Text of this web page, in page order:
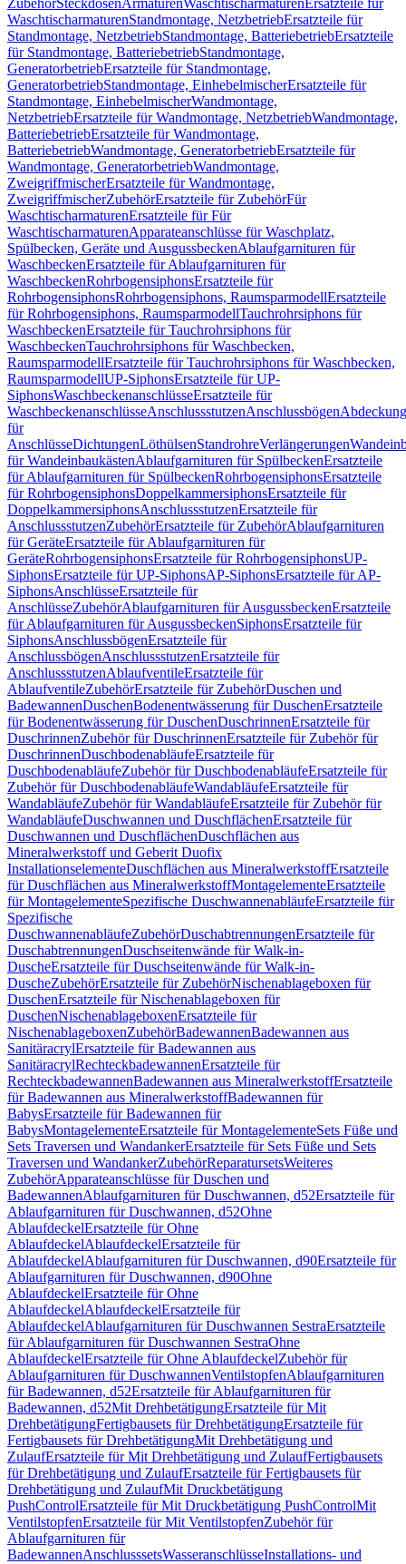
ZubehörSteckdosenArmaturenWaschtischarmaturen Ersatzteile für
WaschtischarmaturenStandmontage, NetzbetriebErsatzteile für
Standmontage, NetzbetriebStandmontage, BatteriebetriebErsatzteile
für Standmontage, BatteriebetriebStandmontage,
GeneratorbetriebErsatzteile für Standmontage,
GeneratorbetriebStandmontage, EinhebelmischerErsatzteile für
Standmontage, EinhebelmischerWandmontage,
NetzbetriebErsatzteile für Wandmontage, NetzbetriebWandmontage,
BatteriebetriebErsatzteile für Wandmontage,
BatteriebetriebWandmontage, GeneratorbetriebErsatzteile für
Wandmontage, GeneratorbetriebWandmontage,
ZweigriffmischerErsatzteile für Wandmontage,
ZweigriffmischerZubehörErsatzteile für ZubehörFür
WaschtischarmaturenErsatzteile für Für
WaschtischarmaturenApparateanschlüsse für Waschplatz,
Spülbecken, Geräte und AusgussbeckenAblaufgarnituren für
WaschbeckenErsatzteile für Ablaufgarnituren für
WaschbeckenRohrbogensiphonsErsatzteile für
RohrbogensiphonsRohrbogensiphons, RaumsparmodellErsatzteile
für Rohrbogensiphons, RaumsparmodellTauchrohrsiphons für
WaschbeckenErsatzteile für Tauchrohrsiphons für
WaschbeckenTauchrohrsiphons für Waschbecken,
RaumsparmodellErsatzteile für Tauchrohrsiphons für Waschbecken,
RaumsparmodellUP-SiphonsErsatzteile für UP-
SiphonsWaschbeckenanschlüsseErsatzteile für
WaschbeckenanschlüsseAnschlussstutzenAnschlussbögen
für
AnschlüsseDichtungenLöthülsenStandrohreVerlängerungen
für WandeinbaukästenAblaufgarnituren für SpülbeckenErsatzteile
für Ablaufgarnituren für SpülbeckenRohrbogensiphonsErsatzteile
für RohrbogensiphonsDoppelkammersiphonsErsatzteile für
DoppelkammersiphonsAnschlussstutzenErsatzteile für
AnschlussstutzenZubehörErsatzteile für ZubehörAblaufgarnituren
für GeräteErsatzteile für Ablaufgarnituren für
GeräteRohrbogensiphonsErsatzteile für RohrbogensiphonsUP-
SiphonsErsatzteile für UP-SiphonsAP-SiphonsErsatzteile für AP-
SiphonsAnschlüsseErsatzteile für
AnschlüsseZubehörAblaufgarnituren für AusgussbeckenErsatzteile
für Ablaufgarnituren für AusgussbeckenSiphonsErsatzteile für
SiphonsAnschlussbögenErsatzteile für
AnschlussbögenAnschlussstutzenErsatzteile für
AnschlussstutzenAblaufventileErsatzteile für
AblaufventileZubehörErsatzteile für ZubehörDuschen und
BadewannenDuschenBodenentwässerung für DuschenErsatzteile
für Bodenentwässerung für DuschenDuschrinnenErsatzteile für
DuschrinnenZubehör für DuschrinnenErsatzteile für Zubehör für
DuschrinnenDuschbodenabläufeErsatzteile für
DuschbodenabläufeZubehör für DuschbodenabläufeErsatzteile für
Zubehör für DuschbodenabläufeWandabläufeErsatzteile für
WandabläufeZubehör für WandabläufeErsatzteile für Zubehör für
WandabläufeDuschwannen und DuschflächenErsatzteile für
Duschwannen und DuschflächenDuschflächen aus
Mineralwerkstoff und Geberit Duofix
InstallationselementeDuschflächen aus MineralwerkstoffErsatzteile
für Duschflächen aus MineralwerkstoffMontagelementeErsatzteile
für MontagelementeSpezifische DuschwannenabläufeErsatzteile für
Spezifische
DuschwannenabläufeZubehörDuschabtrennungenErsatzteile für
DuschabtrennungenDuschseitenwände für Walk-in-
DuscheErsatzteile für Duschseitenwände für Walk-in-
DuscheZubehörErsatzteile für ZubehörNischenablageboxen für
DuschenErsatzteile für Nischenablageboxen für
DuschenNischenablageboxenErsatzteile für
NischenablageboxenZubehörBadewannenBadewannen aus
SanitäracrylErsatzteile für Badewannen aus
SanitäracrylRechteckbadewannenErsatzteile für
RechteckbadewannenBadewannen aus MineralwerkstoffErsatzteile
für Badewannen aus MineralwerkstoffBadewannen für
BabysErsatzteile für Badewannen für
BabysMontagelementeErsatzteile für MontagelementeSets Füße und
Sets Traversen und WandankerErsatzteile für Sets Füße und Sets
Traversen und WandankerZubehörReparatursetsWeiteres
ZubehörApparateanschlüsse für Duschen und
BadewannenAblaufgarnituren für Duschwannen, d52Ersatzteile für
Ablaufgarnituren für Duschwannen, d52Ohne
AblaufdeckelErsatzteile für Ohne
AblaufdeckelAblaufdeckelErsatzteile für
AblaufdeckelAblaufgarnituren für Duschwannen, d90Ersatzteile für
Ablaufgarnituren für Duschwannen, d90Ohne
AblaufdeckelErsatzteile für Ohne
AblaufdeckelAblaufdeckelErsatzteile für
AblaufdeckelAblaufgarnituren für Duschwannen SestraErsatzteile
für Ablaufgarnituren für Duschwannen SestraOhne
AblaufdeckelErsatzteile für Ohne AblaufdeckelZubehör für
Ablaufgarnituren für DuschwannenVentilstopfenAblaufgarnituren
für Badewannen, d52Ersatzteile für Ablaufgarnituren für
Badewannen, d52Mit DrehbetätigungErsatzteile für Mit
DrehbetätigungFertigbausets für DrehbetätigungErsatzteile für
Fertigbausets für DrehbetätigungMit Drehbetätigung und
ZulaufErsatzteile für Mit Drehbetätigung und ZulaufFertigbausets
für Drehbetätigung und ZulaufErsatzteile für Fertigbausets für
Drehbetätigung und ZulaufMit Druckbetätigung
PushControlErsatzteile für Mit Druckbetätigung PushControlMit
VentilstopfenErsatzteile für Mit VentilstopfenZubehör für
Ablaufgarnituren für
BadewannenAnschlusssetsWasseranschlüsseInstallations- und